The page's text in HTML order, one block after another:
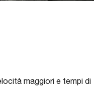
maggiori e tempi di